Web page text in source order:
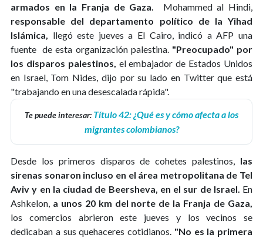
armados en la Franja de Gaza.
Mohammed al Hindi,
responsable del departamento político de la Yihad
Islámica,
llegó este jueves a El Cairo, indicó a AFP una
fuente de esta organización palestina. "Preocupado" por
los disparos palestinos, el embajador de Estados Unidos
en Israel, Tom Nides, dijo por su lado en Twitter que está
"trabajando en una desescalada rápida".
Te puede interesar: Título 42: ¿Qué es y cómo afecta a los
migrantes colombianos?
Desde los primeros disparos de cohetes palestinos, las
sirenas sonaron incluso en el área metropolitana de Tel
Aviv y en la ciudad de Beersheva, en el sur de Israel. En
Ashkelon, a unos 20 km del norte de la Franja de Gaza,
los comercios abrieron este jueves y los vecinos se
dedicaban a sus quehaceres cotidianos. "No es la primera